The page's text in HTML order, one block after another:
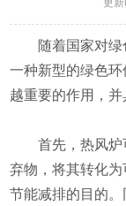
更
随着国家对绿
一种新型的绿色
越重要的作用，并
首先，热风炉
弃物，将其转化
节能减排的目的